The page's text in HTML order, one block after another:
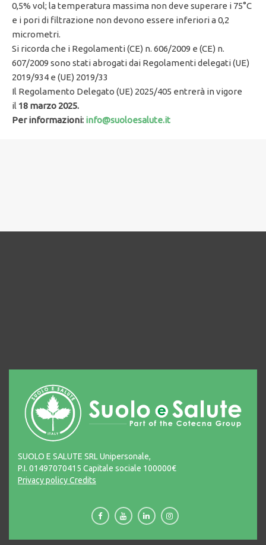
0,5% vol; la temperatura massima non deve superare i 75°C
e i pori di filtrazione non devono essere inferiori a 0,2
micrometri.
Si ricorda che i Regolamenti (CE) n. 606/2009 e (CE) n.
607/2009 sono stati abrogati dai Regolamenti delegati (UE)
2019/934 e (UE) 2019/33
Il Regolamento Delegato (UE) 2025/405 entrerà in vigore
il 18 marzo 2025.
Per informazioni: info@suoloesalute.it
SUOLO E SALUTE SRL Unipersonale,
P.I. 01497070415 Capitale sociale 100000€
Privacy policyCredits